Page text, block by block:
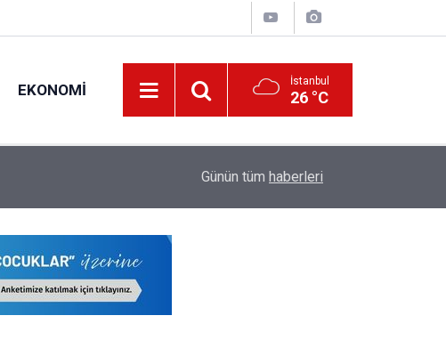
EKONOMI İstanbul
26 °C
MEB Öğretmenlere İl Emri Atama Hakkı
Günün tüm haberleri